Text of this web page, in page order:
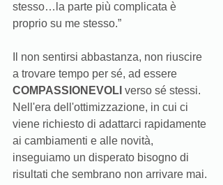
stesso…la parte più complicata è
proprio su me stesso.”
Il non sentirsi abbastanza, non riuscire
a trovare tempo per sé, ad essere
COMPASSIONEVOLI verso sé stessi.
Nell'era dell'ottimizzazione, in cui ci
viene richiesto di adattarci rapidamente
ai cambiamenti e alle novità,
inseguiamo un disperato bisogno di
risultati che sembrano non arrivare mai.